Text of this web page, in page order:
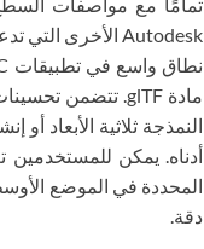
أدناه. يمكن للمستخدمين
المحددة في الموضع
دقة.